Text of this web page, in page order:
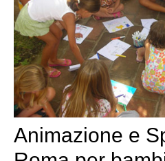
Animazione e